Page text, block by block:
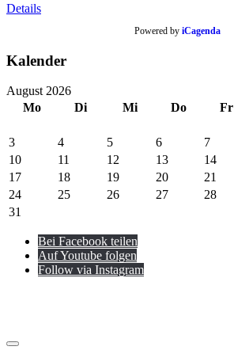
Details
Powered by iCagenda
Kalender
August 2026
Mo
Di Mi Do Fr
3
4 5 6 7
10
11 12 13 14
17
18 19 20 21
24
25 26 27 28
31
Bei Facebook teilen
Auf Youtube folgen
Follow via Instagram